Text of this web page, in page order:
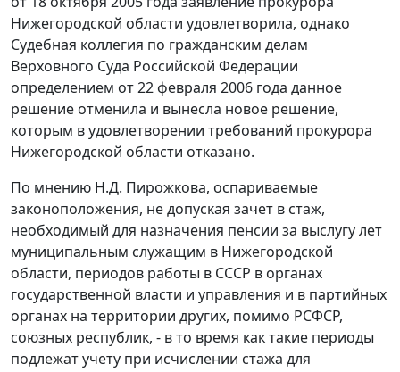
Нижегородской области удовлетворила, однако
Судебная коллегия по гражданским делам
Верховного Суда Российской Федерации
определением от 22 февраля 2006 года данное
решение отменила и вынесла новое решение,
которым в удовлетворении требований прокурора
Нижегородской области отказано.
По мнению Н.Д. Пирожкова, оспариваемые
законоположения, не допуская зачет в стаж,
необходимый для назначения пенсии за выслугу лет
муниципальным служащим в Нижегородской
области, периодов работы в СССР в органах
государственной власти и управления и в партийных
органах на территории других, помимо РСФСР,
союзных республик, - в то время как такие периоды
подлежат учету при исчислении стажа для